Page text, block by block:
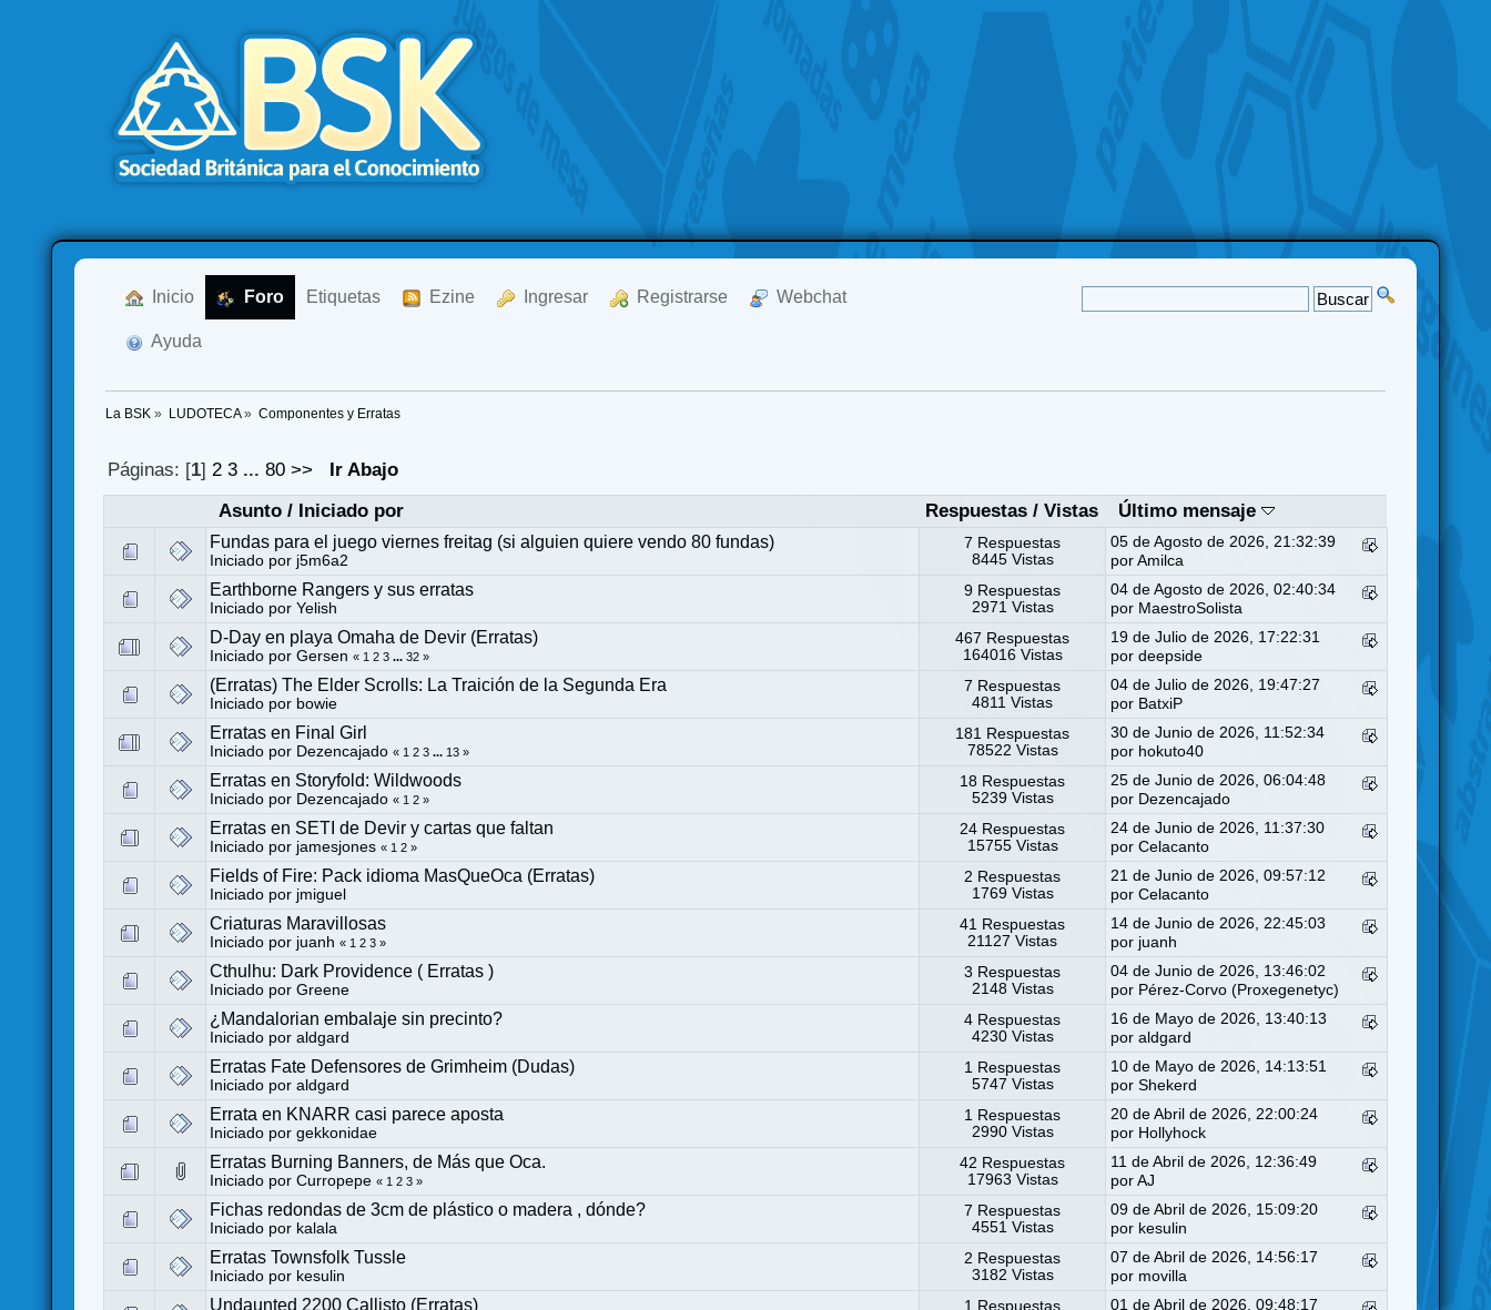
Inicio Foro Etiquetas Ezine Ingresar Registrarse Webchat
Ayuda
La BSK » LUDOTECA» Componentes y Erratas
Páginas: [1] 2 3 ... 80 >>
Ir Abajo
Asunto/ Iniciado por Respuestas /Vistas Último mensaje
Fundas para el juego viernes freitag (si alguien quiere vendo 80 fundas)
Iniciado por j5m6a2
7 Respuestas
8445 Vistas
05 de Agosto de 2026, 21:32:39
porAmilca
Earthborne Rangers y sus erratas
Iniciado porYelish
9 Respuestas
2971 Vistas
04 de Agosto de 2026, 02:40:34
por MaestroSolista
D-Day en playa Omaha de Devir (Erratas)
Iniciado porGersen « 1 2 3 ...32 »
467 Respuestas
164016 Vistas
19 de Julio de 2026, 17:22:31
pordeepside
(Erratas) The Elder Scrolls: La Traición de la Segunda Era
Iniciado por bowie
7 Respuestas
4811 Vistas
04 de Julio de 2026, 19:47:27
por BatxiP
Erratas en Final Girl
Iniciado por Dezencajado « 1 2 3 ... 13 »
181 Respuestas
78522 Vistas
30 de Junio de 2026, 11:52:34
por hokuto40
Erratas en Storyfold: Wildwoods
Iniciado por Dezencajado « 1 2 »
18 Respuestas
5239 Vistas
25 de Junio de 2026, 06:04:48
por Dezencajado
Erratas en SETI de Devir y cartas que faltan
Iniciado por jamesjones « 1 2 »
24 Respuestas
15755 Vistas
24 de Junio de 2026, 11:37:30
porCelacanto
Fields of Fire: Pack idioma MasQueOca (Erratas)
Iniciado por jmiguel
2 Respuestas
1769 Vistas
21 de Junio de 2026, 09:57:12
porCelacanto
Criaturas Maravillosas
Iniciado por juanh « 1 2 3 »
41 Respuestas
21127 Vistas
14 de Junio de 2026, 22:45:03
por juanh
Cthulhu: Dark Providence ( Erratas )
Iniciado porGreene
3 Respuestas
2148 Vistas
04 de Junio de 2026, 13:46:02
por Pérez-Corvo (Proxegenetyc)
¿Mandalorian embalaje sin precinto?
Iniciado poraldgard
4 Respuestas
4230 Vistas
16 de Mayo de 2026, 13:40:13
poraldgard
Erratas Fate Defensores de Grimheim (Dudas)
Iniciado poraldgard
1 Respuestas
5747 Vistas
10 de Mayo de 2026, 14:13:51
porShekerd
Errata en KNARR casi parece aposta
Iniciado porgekkonidae
1 Respuestas
2990 Vistas
20 de Abril de 2026, 22:00:24
por Hollyhock
Erratas Burning Banners, de Más que Oca.
Iniciado porCurropepe « 1 2 3 »
42 Respuestas
17963 Vistas
11 de Abril de 2026, 12:36:49
porAJ
Fichas redondas de 3cm de plástico o madera , dónde?
Iniciado por kalala
7 Respuestas
4551 Vistas
09 de Abril de 2026, 15:09:20
por kesulin
Erratas Townsfolk Tussle
Iniciado por kesulin
2 Respuestas
3182 Vistas
07 de Abril de 2026, 14:56:17
por movilla
Undaunted 2200 Callisto (Erratas)
1 Respuestas
01 de Abril de 2026, 09:48:17